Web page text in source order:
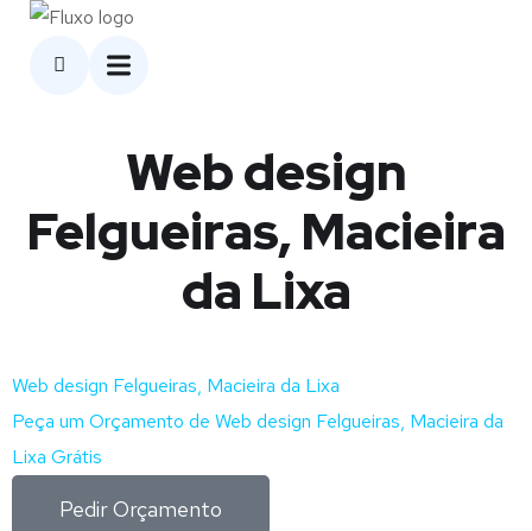
Web design
Felgueiras, Macieira
da Lixa
Web design Felgueiras, Macieira da Lixa
Peça um Orçamento de Web design Felgueiras, Macieira da
Lixa Grátis
Pedir Orçamento